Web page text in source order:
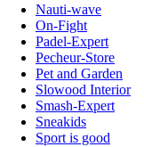
Nauti-wave
On-Fight
Padel-Expert
Pecheur-Store
Pet and Garden
Slowood Interior
Smash-Expert
Sneakids
Sport is good